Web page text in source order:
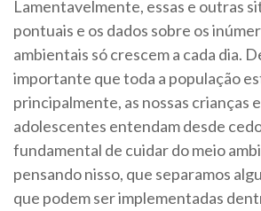
Lamentavelmente, essas e outras
pontuais e os dados sobre os
ambientais só crescem a cada dia.
importante que toda a população
principalmente, as nossas crianças
adolescentes entendam desde
fundamental de cuidar do meio
pensando nisso, que separamos
que podem ser implementadas